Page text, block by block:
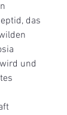
das
und